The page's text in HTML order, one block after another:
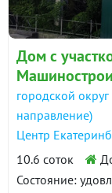
Дом с
городской
направление)
Центр
10.6 соток
Состояние: